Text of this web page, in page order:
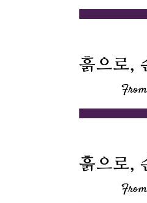
흙으로,
흙으로,